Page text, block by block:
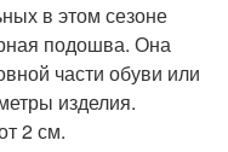
в этом сезоне
подошва. Она
части обуви или
изделия.
2 см.